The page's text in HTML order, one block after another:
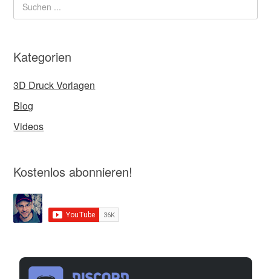
Kategorien
3D Druck Vorlagen
Blog
Videos
Kostenlos abonnieren!